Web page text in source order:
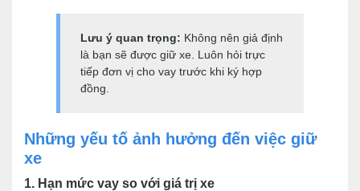
Lưu ý quan trọng: Không nên giả định
là bạn sẽ được giữ xe. Luôn hỏi trực
tiếp đơn vị cho vay trước khi ký hợp
đồng.
Những yếu tố ảnh hưởng đến việc giữ
xe
1. Hạn mức vay so với giá trị xe